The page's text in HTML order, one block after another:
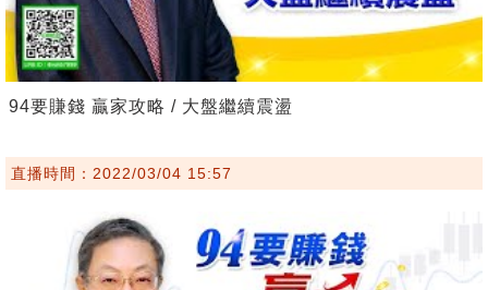
94要賺錢 贏家攻略 / 大盤繼續震盪
直播時間：2022/03/04 15:57